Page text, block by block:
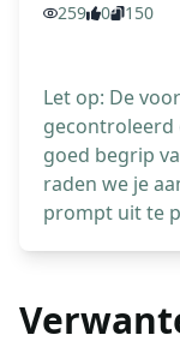
259 0 150
Let op: De
gecontroleerd
goed begrip
raden we je
prompt uit te